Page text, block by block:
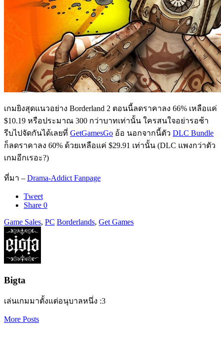
เกมยิงสุดแนวอย่าง Borderland 2 ตอนนี้ลดราคาลง 66% เหลือแค่
$10.19 หรือประมาณ 300 กว่าบาทเท่านั้น ใครสนใจอย่ารอช้า
รีบไปจัดกันได้เลยที่ GetGamesGo อ้อ นอกจากนี้ตัว DLC Bundle
ก็ลดราคาลง 60% ด้วยเหลือแค่ $29.91 เท่านั้น (DLC แพงกว่าตัว
เกมอีกเรอะ?)
ที่มา – Drama-Addict Fanpage
Tweet
Share 0
Game Sales, PC Borderlands, Get Games
Bigta
เล่นเกมมาตั้งแต่อนุบาลหนึ่ง :3
More Posts